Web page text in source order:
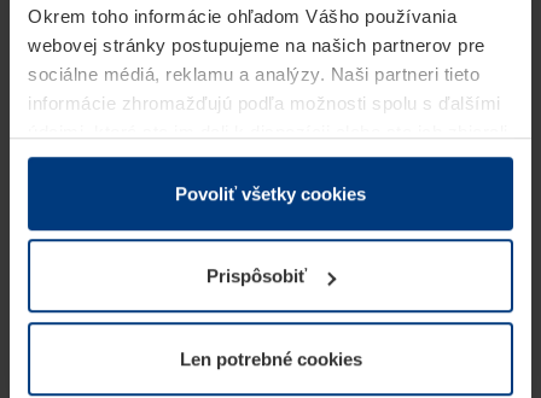
Okrem toho informácie ohľadom Vášho používania
webovej stránky postupujeme na našich partnerov pre
sociálne médiá, reklamu a analýzy. Naši partneri tieto
informácie zhromažďujú podľa možnosti spolu s ďalšími
v rámci Vášho využívania služieb.
Z právneho hľadiska môžeme cookies ukladať na Vašom
prevádzku tejto stránky. Pre všetky ostatné typy cookie
potrebujeme Vaše povolenie. Vaše povolenie môžete
kedykoľvek zmeniť alebo odvolať vo vysvetlení cookie
našej webovej stránky.
Povoliť všetky cookies
Prispôsobiť
Len potrebné cookies
Súčasťou štandardnej výbavy je: Rádiový
prijímač BiSecur
Doplnkové vybavenie: diaľkové ovládanie
BiSecur a ovládacie prvky, LED osvetlenie,
vykurovanie, núdzová batéria na preklenutie
výpadkov prúdu, prispôsobené logo na kryte
valca, ovládanie cez smartfón (Bluetooth
alebo Hörmann Cloud Unit W5-B)